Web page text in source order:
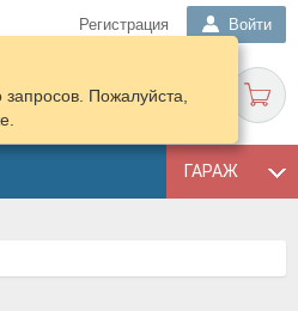
Регистрация Войти
ГАРАЖ
Пожалуйста,